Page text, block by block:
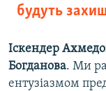
будуть
Іскендер
Богданова. Ми
ентузіазмом